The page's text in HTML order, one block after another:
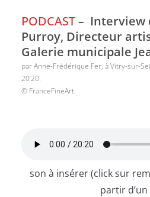
PODCAST– Interview
Purroy, Directeur
Galerie municipale
par Anne-Frédérique Fer, à Vitry-sur-
20’20.
© FranceFineArt.
son à insérer (click sur
partir